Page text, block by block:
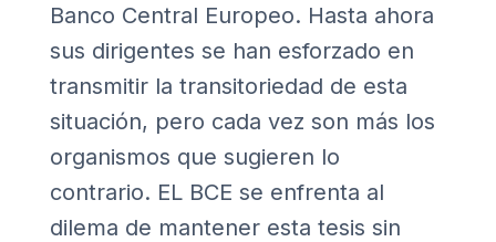
Banco Central Europeo. Hasta ahora
sus dirigentes se han esforzado en
transmitir la transitoriedad de esta
situación, pero cada vez son más los
organismos que sugieren lo
contrario. EL BCE se enfrenta al
dilema de mantener esta tesis sin